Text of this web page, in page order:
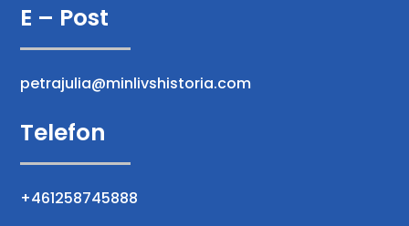
E – Post
petrajulia@minlivshistoria.com
Telefon
+461258745888